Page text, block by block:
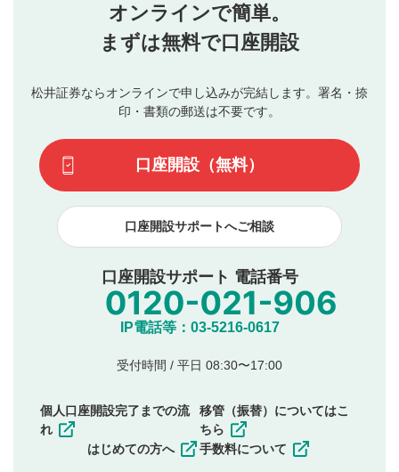
投稿するボタン
星で評価をすると投稿できます。（お名前とコメント
3
動画の評価
です）
行ってください。
当社は、利用者同士、もしくは利用者と第三者間のトラ
ブルによって生じた損害に対して一切の責任を負いませ
評価およびコメントは当社にて審査のうえ、掲載となり
ます。掲載されるまでに日数がかかる場合や掲載されない
てはお答えできません。各動画コンテンツへの掲載をもっ
て結果のご連絡といたします。ご了承ください。
下記の項目に該当すると判断された投稿内容は、掲載を
見合わせる場合がございます。
本動画コンテンツとは無関係の内容の投稿
他者への誹謗中傷や差別的表現投稿
公序良俗に反する内容の投稿
氏名、住所、電話番号など個人を特定できる情報の
他のサイトへの誘導や営利目的、広告・宣伝を目
他者の権利（商標、著作権、その他の知的財産
その他当社が不適切と判断した投稿
一度投稿した評価およびコメントの変更・削除はできま
オンラインで簡単。
まずは無料で口座開設
松井証券ならオンラインで申し込みが完結します。署名・捺
印・書類の郵送は不要です。
口座開設（無料）
口座開設サポートへご相談
口座開設サポート 電話番号
IP電話等：03-5216-0617
受付時間 / 平日 08:30〜17:00
個人口座開設完了までの流
れ
はじめての方へ
移管（振替）についてはこ
ちら
手数料について